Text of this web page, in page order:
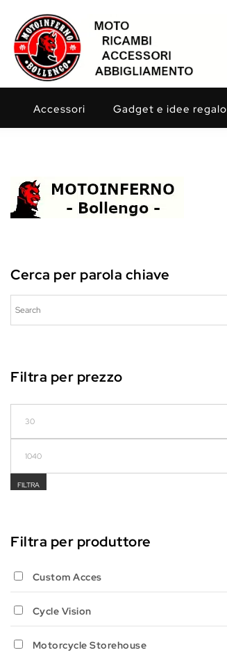
Accessori Gadget e idee regalo
Cerca per parola chiave
Filtra per prezzo
FILTRA
Filtra per produttore
Custom Acces
Cycle Vision
Motorcycle Storehouse